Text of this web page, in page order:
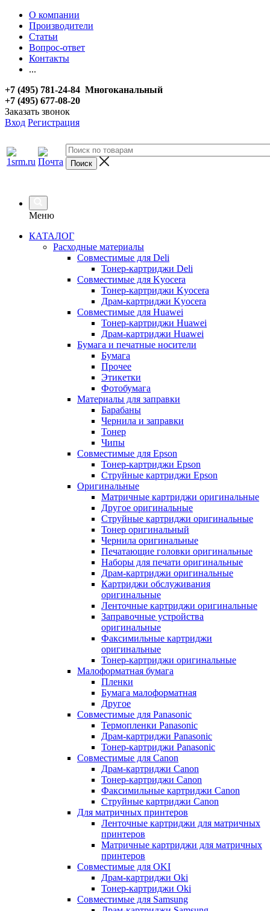
О компании
Производители
Статьи
Вопрос-ответ
Контакты
...
+7 (495) 781-24-84 Многоканальный
+7 (495) 677-08-20
Заказать звонок
Вход Регистрация
Меню
КАТАЛОГ
Расходные материалы
Совместимые для Deli
Тонер-картриджи Deli
Совместимые для Kyocera
Тонер-картриджи Kyocera
Драм-картриджи Kyocera
Совместимые для Huawei
Тонер-картриджи Huawei
Драм-картриджи Huawei
Бумага и печатные носители
Бумага
Прочее
Этикетки
Фотобумага
Материалы для заправки
Барабаны
Чернила и заправки
Тонер
Чипы
Совместимые для Epson
Тонер-картриджи Epson
Струйные картриджи Epson
Оригинальные
Матричные картриджи оригинальные
Другое оригинальные
Струйные картриджи оригинальные
Тонер оригинальный
Чернила оригинальные
Печатающие головки оригинальные
Наборы для печати оригинальные
Драм-картриджи оригинальные
Картриджи обслуживания
оригинальные
Ленточные картриджи оригинальные
Заправочные устройства
оригинальные
Факсимильные картриджи
оригинальные
Тонер-картриджи оригинальные
Малоформатная бумага
Пленки
Бумага малоформатная
Другое
Совместимые для Panasonic
Термопленки Panasonic
Драм-картриджи Panasonic
Тонер-картриджи Panasonic
Совместимые для Canon
Драм-картриджи Canon
Тонер-картриджи Canon
Факсимильные картриджи Canon
Струйные картриджи Canon
Для матричных принтеров
Ленточные картриджи для матричных
принтеров
Матричные картриджи для матричных
принтеров
Совместимые для OKI
Драм-картриджи Oki
Тонер-картриджи Oki
Совместимые для Samsung